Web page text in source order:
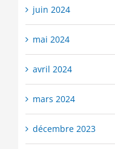
juin 2024
mai 2024
avril 2024
mars 2024
décembre 2023